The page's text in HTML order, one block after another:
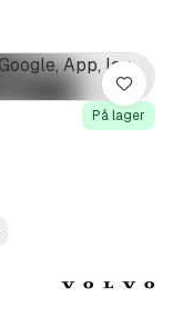
På lager
Lagre